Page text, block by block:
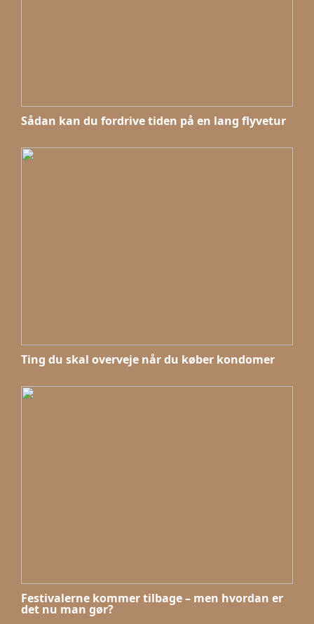
Sådan kan du fordrive tiden på en lang flyvetur
Ting du skal overveje når du køber kondomer
Festivalerne kommer tilbage – men hvordan er
det nu man gør?